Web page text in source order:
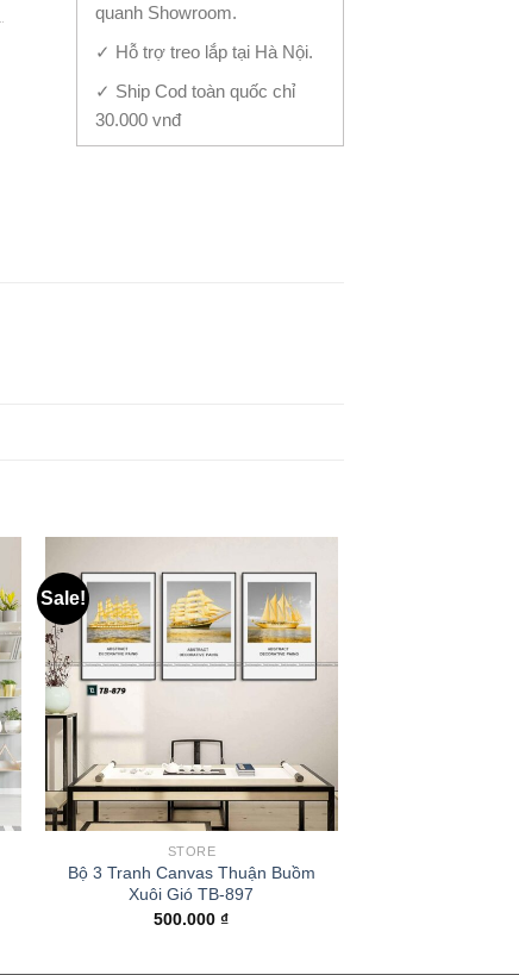
quanh Showroom.
✓ Hỗ trợ treo lắp tại Hà Nội.
✓ Ship Cod toàn quốc chỉ
30.000 vnđ
Sale!
STORE
Bộ 3 Tranh Canvas Thuận Buồm
Xuôi Gió TB-897
500.000₫